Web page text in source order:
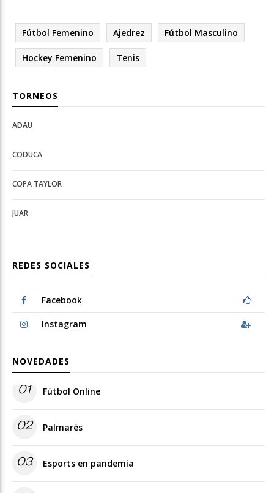
Fútbol Femenino Ajedrez Fútbol Masculino
Hockey Femenino Tenis
TORNEOS
Open
Deportes
configuration
options
Open
configuration
options
ADAU
CODUCA
COPA TAYLOR
JUAR
REDES SOCIALES
Facebook
Instagram
NOVEDADES
01 Fútbol Online
02 Palmarés
03 Esports en pandemia